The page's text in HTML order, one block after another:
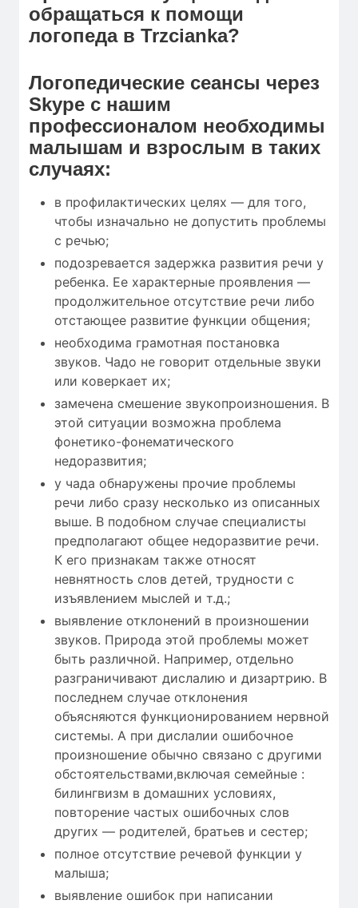
обращаться к помощи
логопеда в Trzcianka?
Логопедические сеансы через
Skype с нашим
профессионалом необходимы
малышам и взрослым в таких
случаях:
в профилактических целях — для того,
чтобы изначально не допустить проблемы
с речью;
подозревается задержка развития речи у
ребенка. Ее характерные проявления —
продолжительное отсутствие речи либо
отстающее развитие функции общения;
необходима грамотная постановка
звуков. Чадо не говорит отдельные звуки
или коверкает их;
замечена смешение звукопроизношения. В
этой ситуации возможна проблема
фонетико-фонематического
недоразвития;
у чада обнаружены прочие проблемы
речи либо сразу несколько из описанных
выше. В подобном случае специалисты
предполагают общее недоразвитие речи.
К его признакам также относят
невнятность слов детей, трудности с
изъявлением мыслей и т.д.;
выявление отклонений в произношении
звуков. Природа этой проблемы может
быть различной. Например, отдельно
разграничивают дислалию и дизартрию. В
последнем случае отклонения
объясняются функционированием нервной
системы. А при дислалии ошибочное
произношение обычно связано с другими
обстоятельствами,включая семейные :
билингвизм в домашних условиях,
повторение частых ошибочных слов
других — родителей, братьев и сестер;
полное отсутствие речевой функции у
малыша;
выявление ошибок при написании